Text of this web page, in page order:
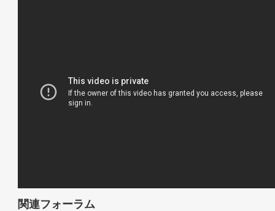
関連フォーラム